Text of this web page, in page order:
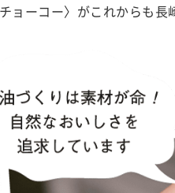
ョーコー〉がこれからも長